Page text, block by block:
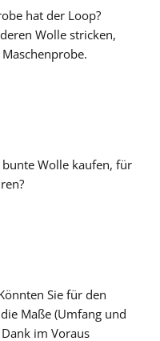
hat der Loop?
Wolle stricken,
Wolle kaufen, für
Sie für den
Maße (Umfang und
im Voraus